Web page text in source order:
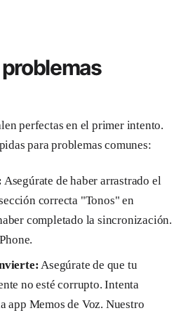
perfectas en el primer intento.
para problemas comunes:
Asegúrate de haber arrastrado el
correcta "Tonos" en
completado la sincronización.
Asegúrate de que tu
no esté corrupto. Intenta
app Memos de Voz. Nuestro